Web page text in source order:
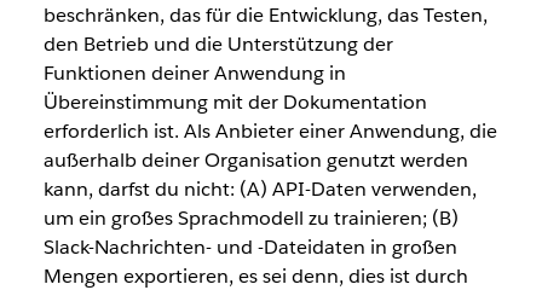
beschränken, das für die Entwicklung, das Testen,
den Betrieb und die Unterstützung der
Funktionen deiner Anwendung in
Übereinstimmung mit der Dokumentation
erforderlich ist. Als Anbieter einer Anwendung, die
außerhalb deiner Organisation genutzt werden
kann, darfst du nicht: (A) API-Daten verwenden,
um ein großes Sprachmodell zu trainieren; (B)
Slack-Nachrichten- und -Dateidaten in großen
Mengen exportieren, es sei denn, dies ist durch